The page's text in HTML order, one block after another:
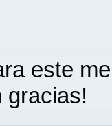
este
gracias!